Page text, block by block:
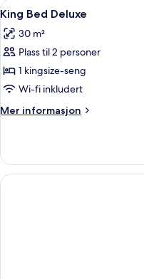
Åpne
alle
bildene
av
King
Bed
Deluxe
8
King Bed Deluxe
30 m²
Plass til 2 personer
1 kingsize-seng
Wi-fi inkludert
Mer informasjon
Mer
Bed
Deluxe